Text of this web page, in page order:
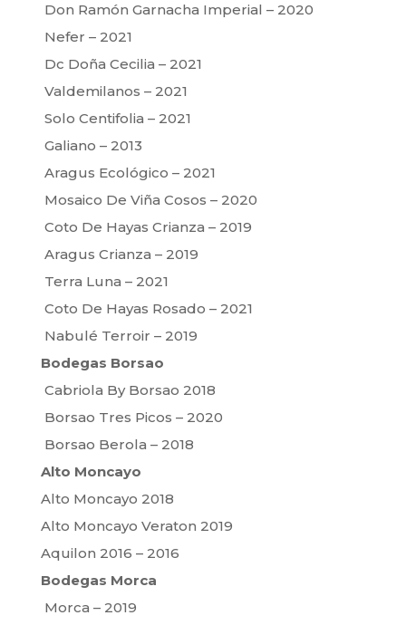
Don Ramón Garnacha Imperial – 2020
Nefer – 2021
Dc Doña Cecilia – 2021
Valdemilanos – 2021
Solo Centifolia – 2021
Galiano – 2013
Aragus Ecológico – 2021
Mosaico De Viña Cosos – 2020
Coto De Hayas Crianza – 2019
Aragus Crianza – 2019
Terra Luna – 2021
Coto De Hayas Rosado – 2021
Nabulé Terroir – 2019
Bodegas Borsao
Cabriola By Borsao 2018
Borsao Tres Picos – 2020
Borsao Berola – 2018
Alto Moncayo
Alto Moncayo 2018
Alto Moncayo Veraton 2019
Aquilon 2016 – 2016
Bodegas Morca
Morca – 2019